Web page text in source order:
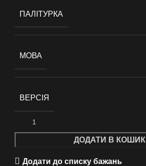
ПАЛІТУРКА
МОВА
ВЕРСІЯ
ДОДАТИ В КОШИК
Додати до списку бажань